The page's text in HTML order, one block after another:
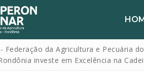
Federação da Agricultura e Pecuária
investe em Excelência na